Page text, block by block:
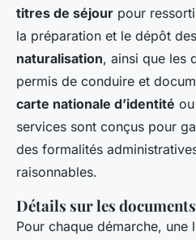
titres de séjour pour
la préparation et le dépôt
naturalisation, ainsi que les
permis de conduire et
carte nationale d’identité
services sont conçus pour
des formalités
raisonnables.
Détails sur les
Pour chaque démarche, une